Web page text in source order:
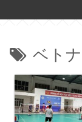
ベト